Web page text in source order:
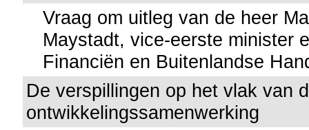
Vraag om uitleg van de heer
Maystadt, vice-eerste minister
Financiën en Buitenlandse
De verspillingen op het vlak van
ontwikkelingssamenwerking